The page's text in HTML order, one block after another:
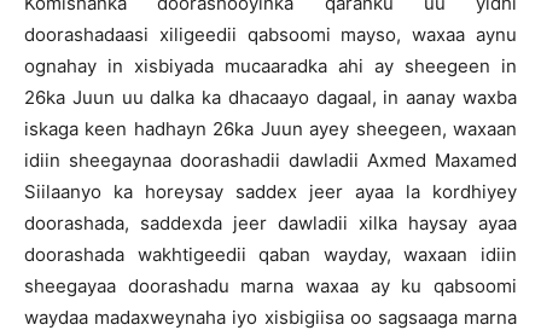
doorashadaasi xiligeedii qabsoomi mayso, waxaa aynu
ognahay in xisbiyada mucaaradka ahi ay sheegeen in
26ka Juun uu dalka ka dhacaayo dagaal, in aanay waxba
iskaga keen hadhayn 26ka Juun ayey sheegeen, waxaan
idiin sheegaynaa doorashadii dawladii Axmed Maxamed
Siilaanyo ka horeysay saddex jeer ayaa la kordhiyey
doorashada, saddexda jeer dawladii xilka haysay ayaa
doorashada wakhtigeedii qaban wayday, waxaan idiin
sheegayaa doorashadu marna waxaa ay ku qabsoomi
waydaa madaxweynaha iyo xisbigiisa oo sagsaaga marna